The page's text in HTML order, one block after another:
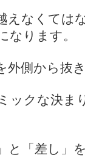
えなくては
なります。
外側から抜
ックな決ま
と「差し」